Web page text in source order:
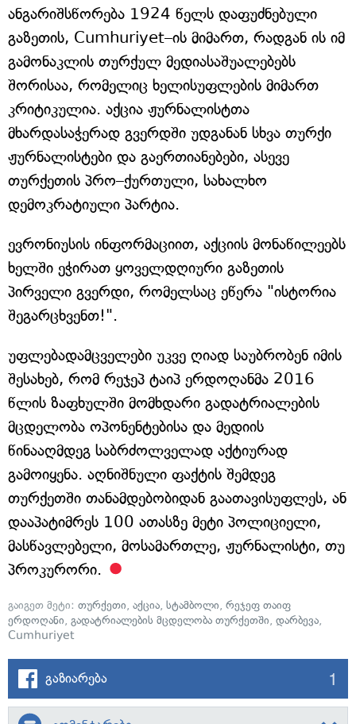
ანგარიშსწორება 1924 წელს დაფუძნებული
გაზეთის, Cumhuriyet–ის მიმართ, რადგან ის იმ
გამონაკლის თურქულ მედიასაშუალებებს
შორისაა, რომელიც ხელისუფლების მიმართ
კრიტიკულია. აქცია ჟურნალისტთა
მხარდასაჭერად გვერდში უდგანან სხვა თურქი
ჟურნალისტები და გაერთიანებები, ასევე
თურქეთის პრო–ქურთული, სახალხო
დემოკრატიული პარტია.
ევრონიუსის ინფორმაციით, აქციის მონაწილეებს
ხელში ეჭირათ ყოველდღიური გაზეთის
პირველი გვერდი, რომელსაც ეწერა "ისტორია
შეგარცხვენთ!".
უფლებადამცველები უკვე ღიად საუბრობენ იმის
შესახებ, რომ რეჯეპ ტაიპ ერდოღანმა 2016
წლის ზაფხულში მომხდარი გადატრიალების
მცდელობა ოპონენტებისა და მედიის
წინააღმდეგ საბრძოლველად აქტიურად
გამოიყენა. აღნიშნული ფაქტის შემდეგ
თურქეთში თანამდებობიდან გაათავისუფლეს, ან
დააპატიმრეს 100 ათასზე მეტი პოლიციელი,
მასწავლებელი, მოსამართლე, ჟურნალისტი, თუ
პროკურორი.
გაიგეთ მეტი: თურქეთი, აქცია, სტამბოლი, რეჯეფ თაიფ
ერდოღანი, გადატრიალების მცდელობა თურქეთში, დარბევა,
Cumhuriyet
გაზიარება 1